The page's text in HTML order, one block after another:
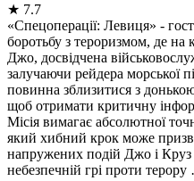
★ 7.7
«Спецоперації: Левиця» -
боротьбу з тероризмом, де на
Джо, досвідчена
залучаючи рейдера морської
повинна зблизитися з донькою
щоб отримати критичну
Місія вимагає абсолютної
який хибний крок може
напружених подій Джо і
небезпечній грі проти